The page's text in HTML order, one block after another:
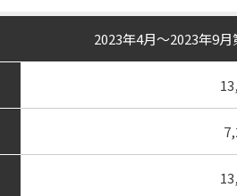
2023年4月～2023年9月